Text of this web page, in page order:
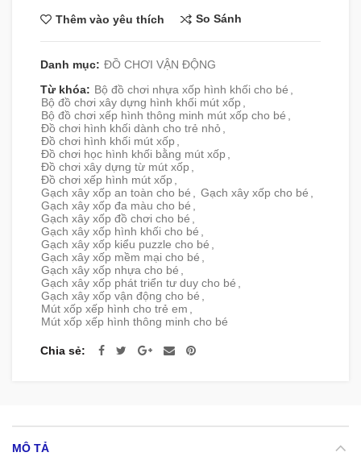
Thêm vào yêu thích So Sánh
Danh mục: ĐỒ CHƠI VẬN ĐỘNG
Từ khóa: Bộ đồ chơi nhựa xốp hình khối cho bé ,
Bộ đồ chơi xây dựng hình khối mút xốp,
Bộ đồ chơi xếp hình thông minh mút xốp cho bé ,
Đồ chơi hình khối dành cho trẻ nhỏ ,
Đồ chơi hình khối mút xốp,
Đồ chơi học hình khối bằng mút xốp,
Đồ chơi xây dựng từ mút xốp,
Đồ chơi xếp hình mút xốp,
Gạch xây xốp an toàn cho bé , Gạch xây xốp cho bé ,
Gạch xây xốp đa màu cho bé ,
Gạch xây xốp đồ chơi cho bé ,
Gạch xây xốp hình khối cho bé ,
Gạch xây xốp kiểu puzzle cho bé ,
Gạch xây xốp mềm mại cho bé ,
Gạch xây xốp nhựa cho bé ,
Gạch xây xốp phát triển tư duy cho bé ,
Gạch xây xốp vận động cho bé ,
Mút xốp xếp hình cho trẻ em ,
Mút xốp xếp hình thông minh cho bé
Chia sẻ
MÔ TẢ